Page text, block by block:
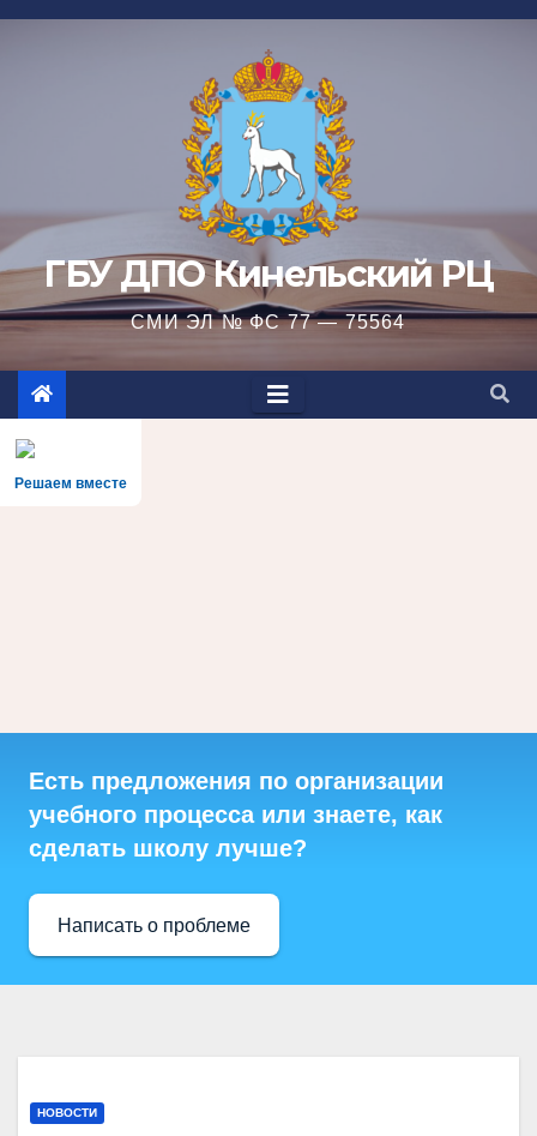
Перейти
ГБУ ДПО Кинельский РЦ
СМИ ЭЛ № ФС 77 — 75564
Решаем вместе
Есть предложения по организации
учебного процесса или знаете, как
сделать школу лучше?
Написать о проблеме
НОВОСТИ